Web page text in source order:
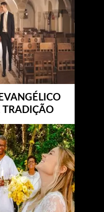
TRADIÇÃO